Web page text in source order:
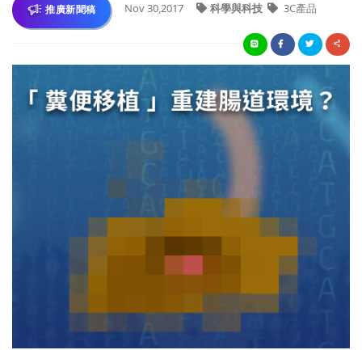
推廣新聞稿 Nov 30,2017 科學與科技 3C產品